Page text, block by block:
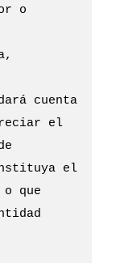
o
cuenta
el
el
que